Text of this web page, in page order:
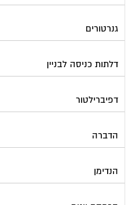
גנרטורים
דלתות כניסה לבניין
דפיברילטור
הדברה
הנדימן